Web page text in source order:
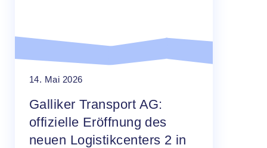
14. Mai 2026
Galliker Transport AG:
offizielle Eröffnung des
neuen Logistikcenters 2 in